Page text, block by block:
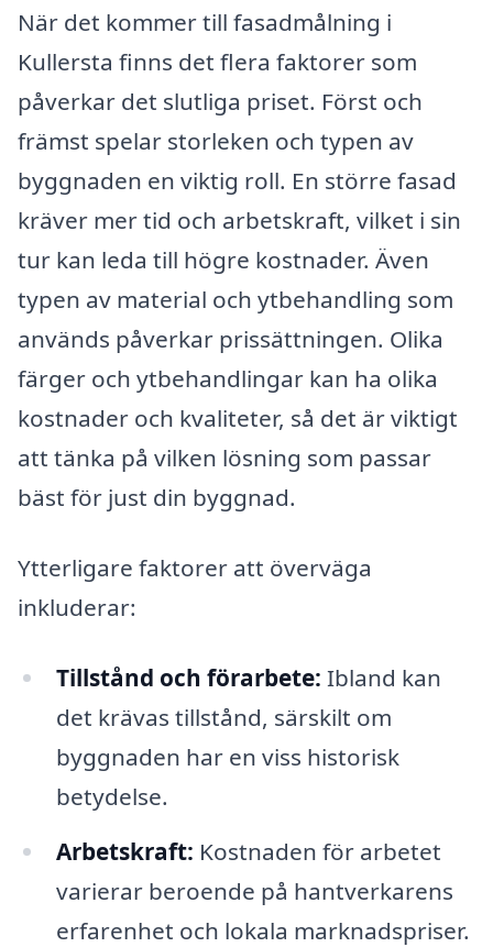
När det kommer till fasadmålning i
Kullersta finns det flera faktorer som
påverkar det slutliga priset. Först och
främst spelar storleken och typen av
byggnaden en viktig roll. En större fasad
kräver mer tid och arbetskraft, vilket i sin
tur kan leda till högre kostnader. Även
typen av material och ytbehandling som
används påverkar prissättningen. Olika
färger och ytbehandlingar kan ha olika
kostnader och kvaliteter, så det är viktigt
att tänka på vilken lösning som passar
bäst för just din byggnad.
Ytterligare faktorer att överväga
inkluderar:
Tillstånd och förarbete: Ibland kan
det krävas tillstånd, särskilt om
byggnaden har en viss historisk
betydelse.
Arbetskraft: Kostnaden för arbetet
varierar beroende på hantverkarens
erfarenhet och lokala marknadspriser.